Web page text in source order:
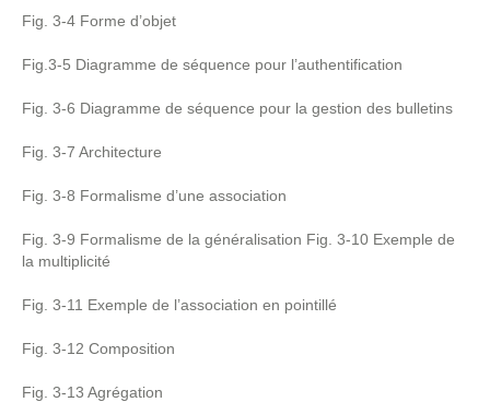
Fig. 3-4 Forme d’objet
Fig.3-5 Diagramme de séquence pour l’authentification
Fig. 3-6 Diagramme de séquence pour la gestion des bulletins
Fig. 3-7 Architecture
Fig. 3-8 Formalisme d’une association
Fig. 3-9 Formalisme de la généralisation Fig. 3-10 Exemple de
la multiplicité
Fig. 3-11 Exemple de l’association en pointillé
Fig. 3-12 Composition
Fig. 3-13 Agrégation